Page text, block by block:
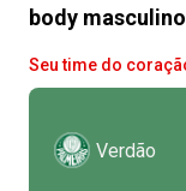
body
Seu time do
Verdão